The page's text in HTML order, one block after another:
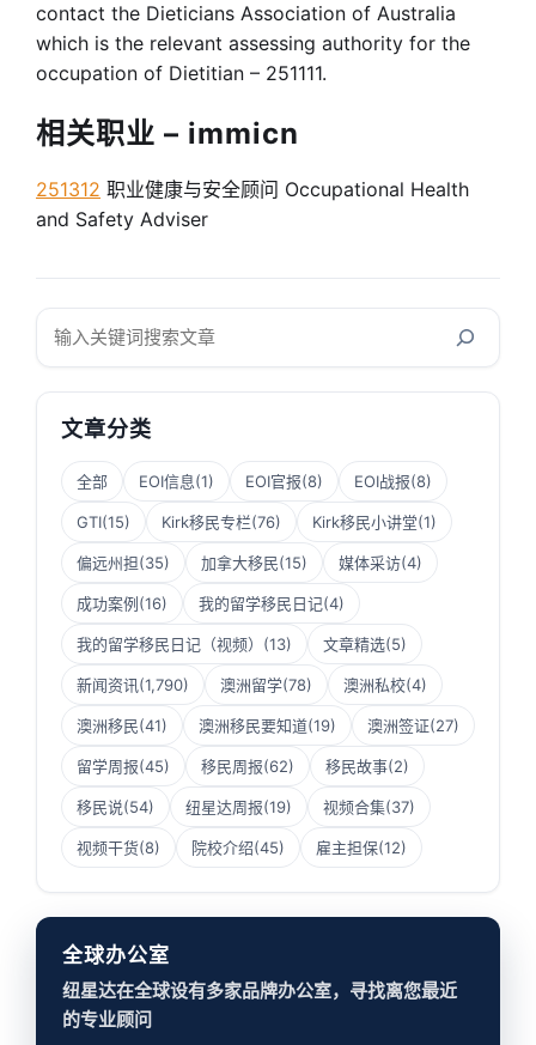
contact the Dieticians Association of Australia
which is the relevant assessing authority for the
occupation of Dietitian – 251111.
相关职业 – immicn
251312 职业健康与安全顾问 Occupational Health
and Safety Adviser
搜
文章分类
全部 EOI信息(1) EOI官报(8) EOI战报(8)
GTI(15) Kirk移民专栏(76) Kirk移民小讲堂(1)
偏远州担(35) 加拿大移民(15) 媒体采访(4)
成功案例(16) 我的留学移民日记(4)
我的留学移民日记（视频） (13) 文章精选(5)
新闻资讯(1,790) 澳洲留学(78) 澳洲私校(4)
澳洲移民(41) 澳洲移民要知道(19) 澳洲签证(27)
留学周报(45) 移民周报(62) 移民故事(2)
移民说(54) 纽星达周报(19) 视频合集(37)
视频干货(8) 院校介绍(45) 雇主担保(12)
全球办公室
纽星达在全球设有多家品牌办公室，寻找离您最近
的专业顾问